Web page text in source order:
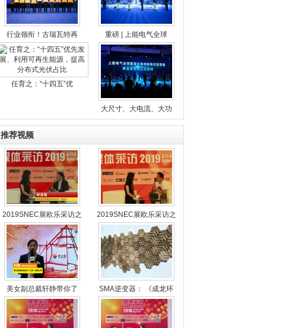
行业领衔！古瑞瓦特再 重磅 | 上能电气全球
任育之：“十四五”优
大尺寸、大电流、大功
推荐视频
2019SNEC展欧乐采访之 2019SNEC展欧乐采访之
美女副总裁轩静带你了 SMA逆变器： 《成龙环